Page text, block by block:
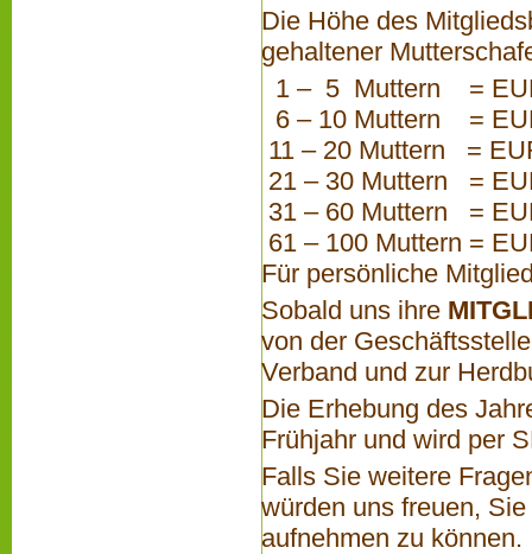
Die Höhe des
gehaltener
1 – 5 Muttern =
6 – 10 Muttern =
11 – 20 Muttern =
21 – 30 Muttern =
31 – 60 Muttern =
61 – 100 Muttern =
Für persönliche
Sobald uns ihre
von der
Verband und zur
Die Erhebung des
Frühjahr und wird per
Falls Sie weitere
würden uns freuen,
aufnehmen zu können.